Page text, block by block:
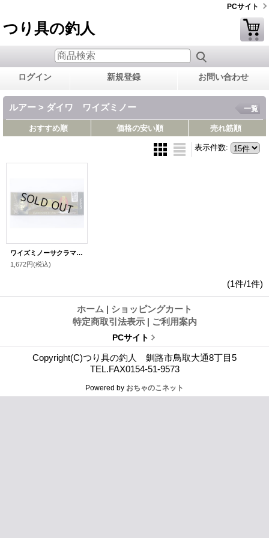
PCサイト
つり具の釣人
ログイン 新規登録 お問い合わせ
ルアー > ダイワ ワイズミノー 一覧
おすすめ順 価格の安い順 売れ筋順
表示件数:
ワイズミノーサクラマススペシャル 九零FS・グリーンパーチ
1,672円(税込)
(1件/1件)
ホーム | ショッピングカート
特定商取引法表示 | ご利用案内
PCサイト
Copyright(C)つり具の釣人 釧路市鳥取大通8丁目5
TEL.FAX0154-51-9573
Powered by おちゃのこネット